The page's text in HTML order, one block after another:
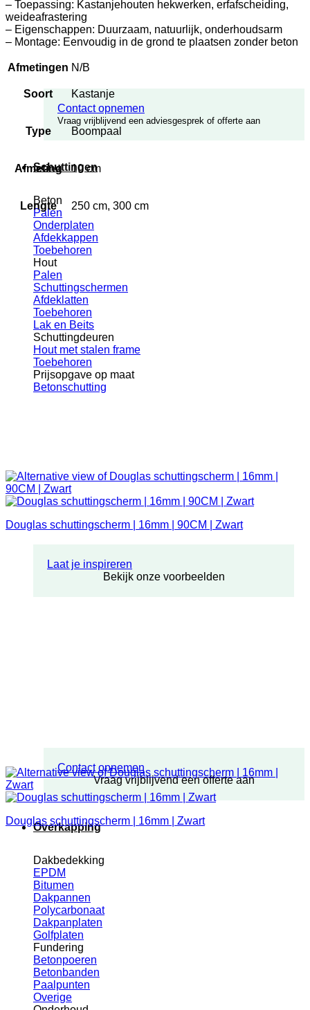
Contact opnemen
Vraag vrijblijvend een adviesgesprek of offerte aan
Schuttingen
Beton
Palen
Onderplaten
Afdekkappen
Toebehoren
Hout
Palen
Schuttingschermen
Afdeklatten
Toebehoren
Lak en Beits
Schuttingdeuren
Hout met stalen frame
Toebehoren
Prijsopgave op maat
Betonschutting
Laat je inspireren
Bekijk onze voorbeelden
Contact opnemen
Vraag vrijblijvend een offerte aan
Overkapping
Dakbedekking
EPDM
Bitumen
Dakpannen
Polycarbonaat
Dakpanplaten
Golfplaten
Fundering
Betonpoeren
Betonbanden
Paalpunten
Overige
– Toepassing: Kastanjehouten hekwerken, erfafscheiding,
weideafrastering
– Eigenschappen: Duurzaam, natuurlijk, onderhoudsarm
– Montage: Eenvoudig in de grond te plaatsen zonder beton
Afmetingen N/B
Soort Kastanje
Type Boompaal
Afmeting 10 cm
Lengte 250 cm, 300 cm
Douglas schuttingscherm | 16mm | 90CM | Zwart
Douglas schuttingscherm | 16mm | Zwart